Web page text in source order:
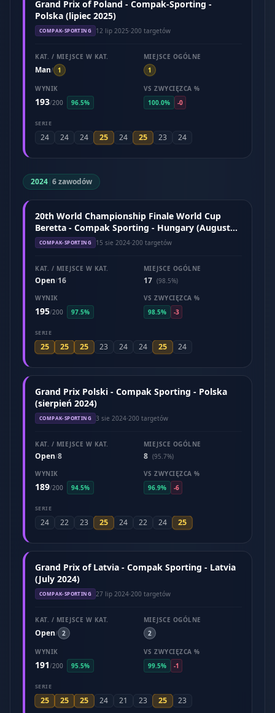
Grand Prix of Poland - Compak-Sporting -
Polska (lipiec 2025)
COMPAK-SPORTING 12 lip 2025·200 targetów
KAT. / MIEJSCE W KAT.
Man/ 1
MIEJSCE OGÓLNE
1
WYNIK
193/200 96.5%
VS ZWYCIĘZCA %
100.0%
-0
SERIE
24 24 24 25 24 25 23 24
2024|6 zawodów
20th World Championship Finale World Cup
Beretta - Compak Sporting - Hungary (August
2024)
COMPAK-SPORTING 15 sie 2024·200 targetów
KAT. / MIEJSCE W KAT.
Open/16
MIEJSCE OGÓLNE
17 (98.5%)
WYNIK
195/200 97.5%
VS ZWYCIĘZCA %
98.5%
-3
SERIE
25 25 25 23 24 24 25 24
Grand Prix Polski - Compak Sporting - Polska
(sierpień 2024)
COMPAK-SPORTING 3 sie 2024·200 targetów
KAT. / MIEJSCE W KAT.
Open/8
MIEJSCE OGÓLNE
8 (95.7%)
WYNIK
189/200 94.5%
VS ZWYCIĘZCA %
96.9%
-6
SERIE
24 22 23 25 24 22 24 25
Grand Prix of Latvia - Compak Sporting - Latvia
(July 2024)
COMPAK-SPORTING 27 lip 2024·200 targetów
KAT. / MIEJSCE W KAT.
Open/ 2
MIEJSCE OGÓLNE
2
WYNIK
191/200 95.5%
VS ZWYCIĘZCA %
99.5%
-1
SERIE
25 25 25 24 21 23 25 23